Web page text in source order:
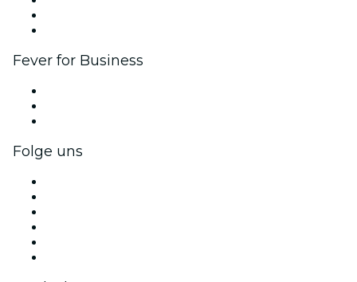
Fever for Business
Folge uns